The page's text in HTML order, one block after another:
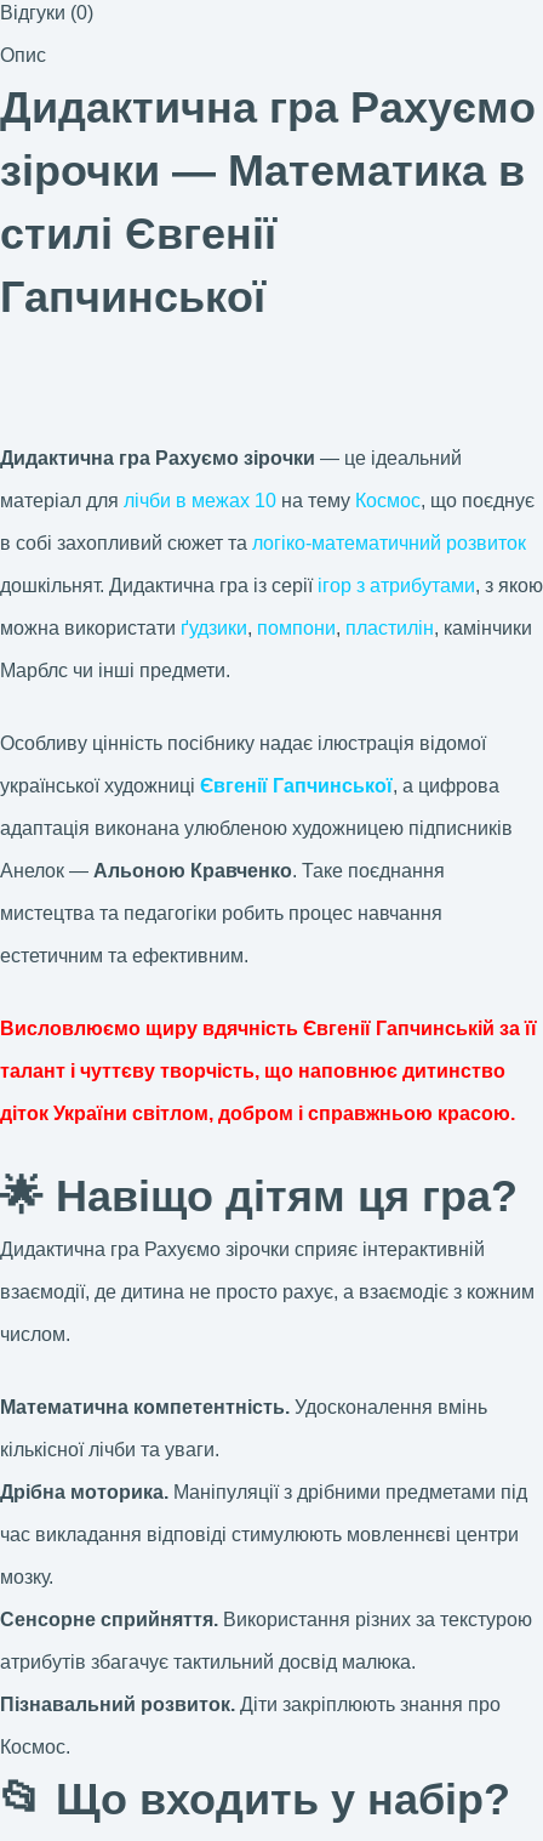
Відгуки (0)
Опис
Дидактична гра Рахуємо
зірочки — Математика в
стилі Євгенії
Гапчинської
Дидактична гра Рахуємо зірочки — це ідеальний
матеріал для лічби в межах 10 на тему Космос, що поєднує
в собі захопливий сюжет та логіко-математичний розвиток
дошкільнят. Дидактична гра із серії ігор з атрибутами, з якою
можна використати ґудзики, помпони, пластилін, камінчики
Марблс чи інші предмети.
Особливу цінність посібнику надає ілюстрація відомої
української художниці Євгенії Гапчинської, а цифрова
адаптація виконана улюбленою художницею підписників
Анелок — Альоною Кравченко. Таке поєднання
мистецтва та педагогіки робить процес навчання
естетичним та ефективним.
Висловлюємо щиру вдячність Євгенії Гапчинській за її
талант і чуттєву творчість, що наповнює дитинство
діток України світлом, добром і справжньою красою.
🌟 Навіщо дітям ця гра?
Дидактична гра Рахуємо зірочки сприяє інтерактивній
взаємодії, де дитина не просто рахує, а взаємодіє з кожним
числом.
Математична компетентність. Удосконалення вмінь
кількісної лічби та уваги.
Дрібна моторика. Маніпуляції з дрібними предметами під
час викладання відповіді стимулюють мовленнєві центри
мозку.
Сенсорне сприйняття. Використання різних за текстурою
атрибутів збагачує тактильний досвід малюка.
Пізнавальний розвиток. Діти закріплюють знання про
Космос.
📂 Що входить у набір?